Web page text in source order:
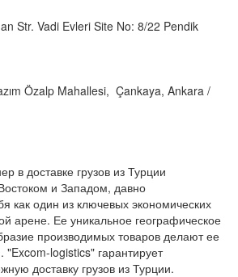
Str. Vadi Evleri Site No: 8/22 Pendik
Özalp Mahallesi, Çankaya, Ankara /
в доставке грузов из Турции
и Западом, давно
как один из ключевых экономических
арене. Ее уникальное географическое
производимых товаров делают ее
logistics" гарантирует
доставку грузов из Турции.